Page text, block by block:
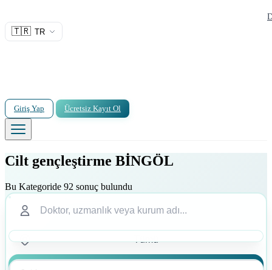
🇹🇷 TR
Giriş Yap Ücretsiz Kayıt Ol
Cilt gençleştirme BİNGÖL
Bu Kategoride 92 sonuç bulundu